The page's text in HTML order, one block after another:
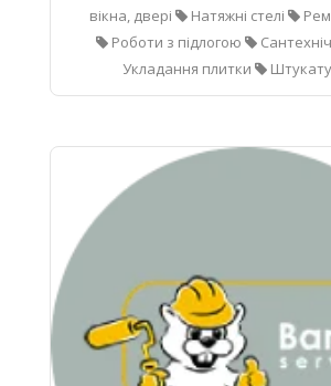
вікна, двері
Натяжні стелі
Роботи з підлогою
Укладання плитки